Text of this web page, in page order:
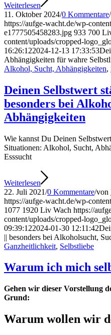
Weiterlesen
11. Oktober 2024/0 Kommentare/
https://aufge-wacht.de/wp-
e1777505458283.jpg 933 700
content/uploads/cropped-
16:26:122024-12-13 17:33:53
Abhängigkeiten für wahre
Alkohol, Sucht, Abhängigkeiten,
Deinen Selbstwert
besonders bei
Abhängigkeiten
Wie kannst Du Deinen
Situationen: Alkohol, Sucht,
Esssucht
Weiterlesen
22. Juli 2021/0 Kommentare/von
https://aufge-wacht.de/wp-
1077 1920 Liv Wach https://
content/uploads/cropped-
09:39:122024-01-30 12:11:42
|| besonders bei Alkoholsucht,
Ganzheitlichkeit, Selbstliebe
Warum ich mich
Gehen wir dieser Vorstellung
Grund:
Warum wollen wir